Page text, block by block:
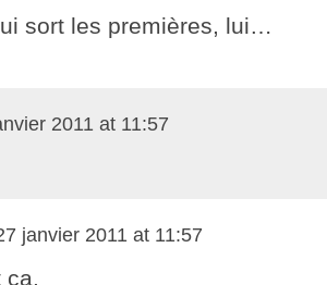
sort les premières, lui…
2011 at 11:57
janvier 2011 at 11:57
ça.